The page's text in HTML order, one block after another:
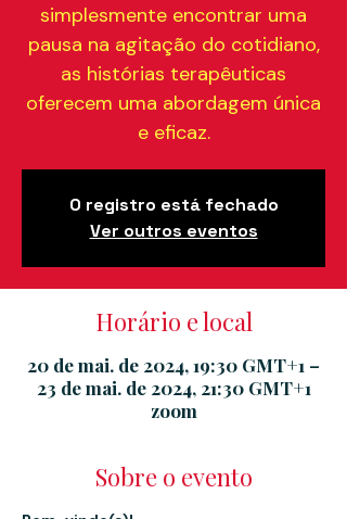
simplesmente encontrar uma
pausa na agitação do cotidiano,
as histórias terapêuticas
oferecem uma abordagem única
e eficaz.
O registro está fechado
Ver outros eventos
Horário e local
20 de mai. de 2024, 19:30 GMT+1 –
23 de mai. de 2024, 21:30 GMT+1
zoom
Sobre o evento